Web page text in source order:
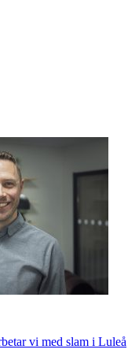
vi med slam i Luleå